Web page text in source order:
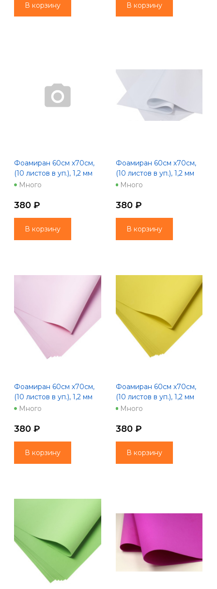
В корзину В корзину
Фоамиран 60см х70см,
(10 листов в уп.), 1,2 мм
цв. бежевый (1026)
Много
380 ₽
В корзину
Фоамиран 60см х70см,
(10 листов в уп.), 1,2 мм
цв. белый
Много
380 ₽
В корзину
Фоамиран 60см х70см,
(10 листов в уп.), 1,2 мм
цв. бледно-розовый
Много
380 ₽
В корзину
Фоамиран 60см х70см,
(10 листов в уп.), 1,2 мм
цв. желтый (1021)
Много
380 ₽
В корзину